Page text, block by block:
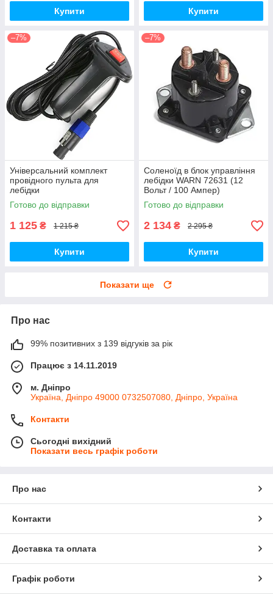
Купити Купити
–7%
Універсальний комплект
провідного пульта для
лебідки
Готово до відправки
1 125 ₴ 1 215 ₴
Купити
–7%
Соленоїд в блок управління
лебідки WARN 72631 (12
Вольт / 100 Ампер)
Готово до відправки
2 134 ₴ 2 295 ₴
Купити
Показати ще
Про нас
99% позитивних з 139 відгуків за рік
Працює з 14.11.2019
м. Дніпро
Україна, Дніпро 49000 0732507080, Дніпро, Україна
Контакти
Сьогодні вихідний
Показати весь графік роботи
Про нас
Контакти
Доставка та оплата
Графік роботи